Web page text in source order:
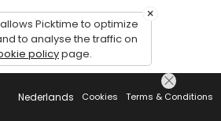
Nederlands Cookies Terms & Conditions
×
Picktime to optimize
to analyse the traffic on
policypage.